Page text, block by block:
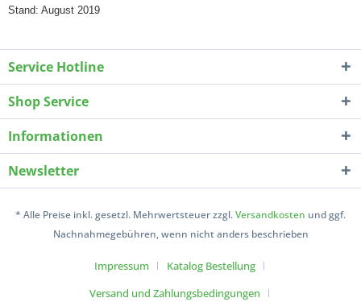
Stand: August 2019
Service Hotline
Shop Service
Informationen
Newsletter
* Alle Preise inkl. gesetzl. Mehrwertsteuer zzgl.Versandkosten und ggf.
Nachnahmegebühren, wenn nicht anders beschrieben
Impressum
Katalog Bestellung
Versand und Zahlungsbedingungen